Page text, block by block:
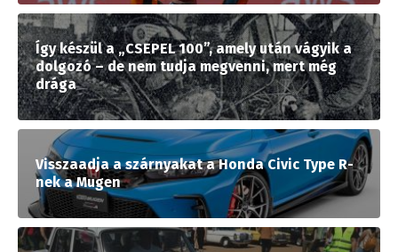
Így készül a „CSEPEL 100”, amely után vágyik a
dolgozó – de nem tudja megvenni, mert még
drága
Visszaadja a szárnyakat a Honda Civic Type R-
nek a Mugen